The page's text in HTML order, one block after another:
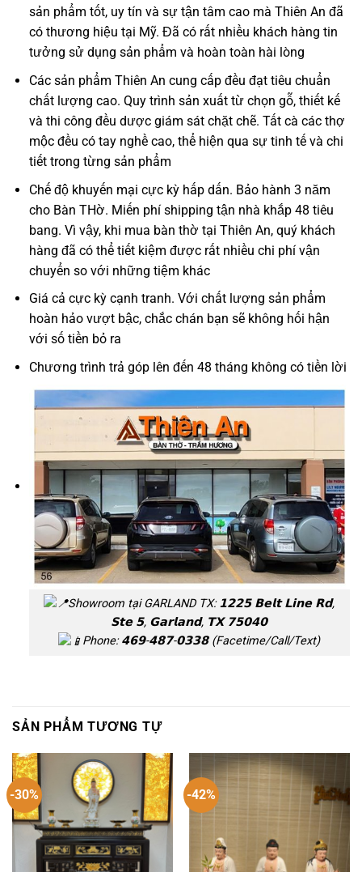
sản phẩm tốt, uy tín và sự tận tâm cao mà Thiên An đã
có thương hiệu tại Mỹ. Đã có rất nhiều khách hàng tin
tưởng sử dụng sản phẩm và hoàn toàn hài lòng
Các sản phẩm Thiên An cung cấp đều đạt tiêu chuẩn
chất lượng cao. Quy trình sản xuất từ chọn gỗ, thiết kế
và thi công đều dược giám sát chặt chẽ. Tất cà các thợ
mộc đều có tay nghề cao, thể hiện qua sự tinh tế và chi
tiết trong từng sản phẩm
Chế độ khuyến mại cực kỳ hấp dấn. Bảo hành 3 năm
cho Bàn THờ. Miến phí shipping tận nhà khắp 48 tiêu
bang. Vì vậy, khi mua bàn thờ tại Thiên An, quý khách
hàng đã có thể tiết kiệm được rất nhiều chi phí vận
chuyển so với những tiệm khác
Giá cả cực kỳ cạnh tranh. Với chất lượng sản phẩm
hoàn hảo vượt bậc, chắc chán bạn sẽ không hối hận
với số tiền bỏ ra
Chương trình trả góp lên đến 48 tháng không có tiền lời
Showroom tại GARLAND TX: 𝟭𝟮𝟮𝟱 𝗕𝗲𝗹𝘁 𝗟𝗶𝗻𝗲 𝗥𝗱,
𝗦𝘁𝗲 𝟱, 𝗚𝗮𝗿𝗹𝗮𝗻𝗱, 𝗧𝗫 𝟳𝟱𝟬𝟰𝟬
Phone: 𝟰𝟲𝟵-𝟰𝟴𝟳-𝟬𝟯𝟯𝟴 (Facetime/Call/Text)
SẢN PHẨM TƯƠNG TỰ
-30% -42%